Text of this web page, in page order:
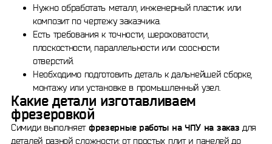
Нужно обработать металл, инженерный пластик или
композит по чертежу заказчика.
Есть требования к точности, шероховатости,
плоскостности, параллельности или соосности
отверстий.
Необходимо подготовить деталь к дальнейшей сборке,
монтажу или установке в промышленный узел.
Какие детали изготавливаем
фрезеровкой
Симиди выполняет фрезерные работы на ЧПУ на заказ для
деталей разной сложности: от простых плит и панелей до